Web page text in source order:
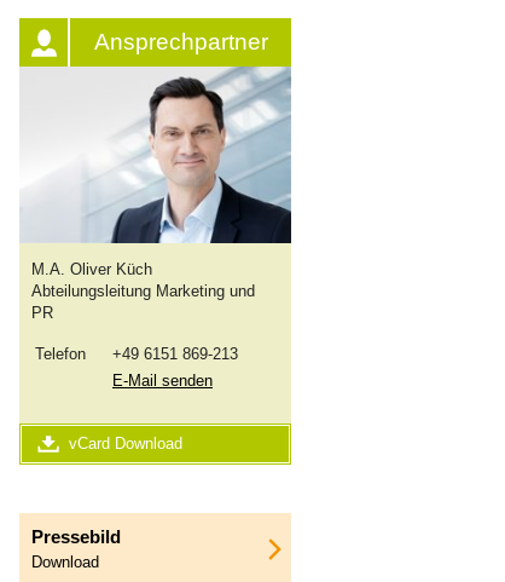
Ansprechpartner
M.A. Oliver Küch
Abteilungsleitung Marketing und
PR
Telefon
+49 6151 869-213
E-Mail senden
vCard Download
Pressebild
Download